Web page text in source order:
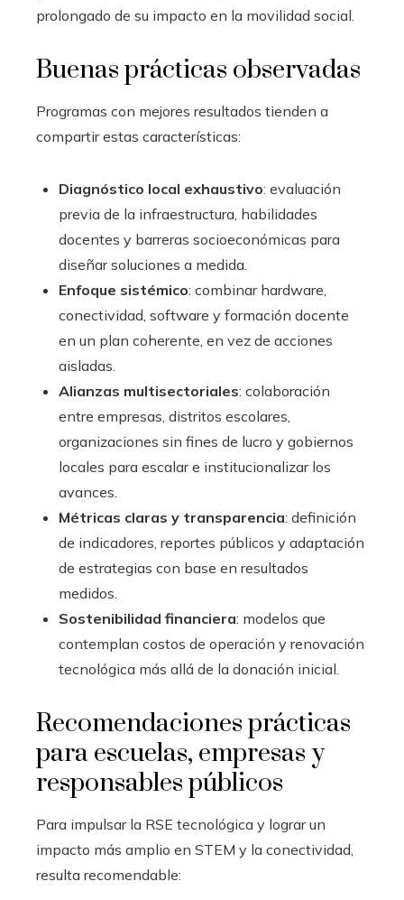
prolongado de su impacto en la movilidad social.
Buenas prácticas observadas
Programas con mejores resultados tienden a
compartir estas características:
Diagnóstico local exhaustivo: evaluación
previa de la infraestructura, habilidades
docentes y barreras socioeconómicas para
diseñar soluciones a medida.
Enfoque sistémico: combinar hardware,
conectividad, software y formación docente
en un plan coherente, en vez de acciones
aisladas.
Alianzas multisectoriales: colaboración
entre empresas, distritos escolares,
organizaciones sin fines de lucro y gobiernos
locales para escalar e institucionalizar los
avances.
Métricas claras y transparencia: definición
de indicadores, reportes públicos y adaptación
de estrategias con base en resultados
medidos.
Sostenibilidad financiera: modelos que
contemplan costos de operación y renovación
tecnológica más allá de la donación inicial.
Recomendaciones prácticas
para escuelas, empresas y
responsables públicos
Para impulsar la RSE tecnológica y lograr un
impacto más amplio en STEM y la conectividad,
resulta recomendable: